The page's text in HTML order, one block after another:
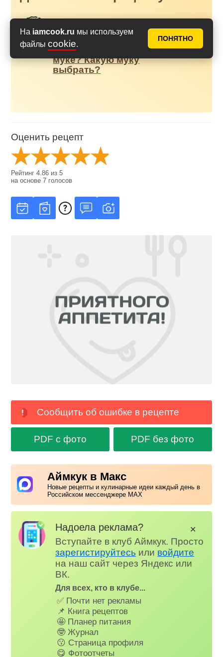
На iamcook.ru мы используем
файлы cookie.
ПОНЯТНО
Что такое сильная мука и
слабая мука? Сколько
клейковины в пшеничной
муке? Какую муку
выбрать?
Оценить рецепт
Рейтинг4.86 из5
на основе7 голосов
Сообщить об ошибке в рецепте
PDF с фото PDF без фото
Аймкук в Макс
Новые рецепты и кулинарные идеи каждый день в
Российском мессенджере MAX
Надоела реклама?
Вступайте в клуб Аймкук. Просто
зарегистируйтесь или войдите
на наш сайт через Яндекс или
ВК.
Для всех, кто в клубе...
✅ Почти нет рекламы
📌 Книга рецептов
🤩 Планер питания
🤓 Журнал
😗 Страница профиля
😋 Фотоотчеты
✕